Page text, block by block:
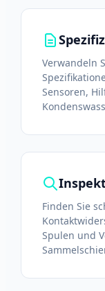
Verwandeln
Sensoren,
Finden Sie
Spulen und